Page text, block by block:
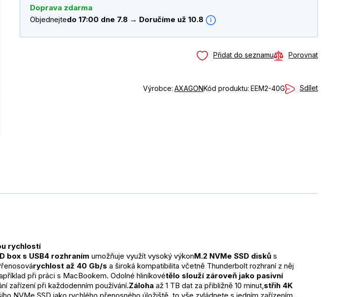
Doprava zdarma
Objednejtedo 17:00 dne 7.8 → Doručíme už 10.8
Přidat do seznamu Porovnat
Výrobce: AXAGONKód produktu: EEM2-40G Sdílet
rychlostí
box s USB4 rozhraním umožňuje využít vysoký výkonM.2 NVMe SSD disků s
rychlost až 40 Gb/s a široká kompatibilita včetně Thunderbolt rozhraní z něj
při práci s MacBookem. Odolné hliníkovétělo slouží zároveň jako pasivní
zařízení při každodenním používání.Záloha až 1 TB dat za přibližně 10 minut, střih 4K
NVMe SSD jako rychlého přenosného úložiště, to vše zvládnete s jedním zařízením.